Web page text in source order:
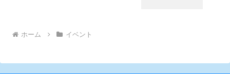
ホーム イベント